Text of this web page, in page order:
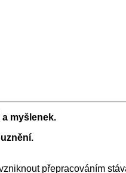
myšlenek.
přepracováním